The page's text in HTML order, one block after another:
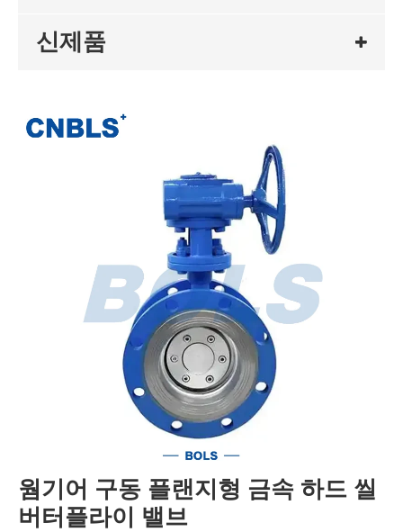
신제품
웜기어 구동 플랜지형 금속 하드 씰
버터플라이 밸브